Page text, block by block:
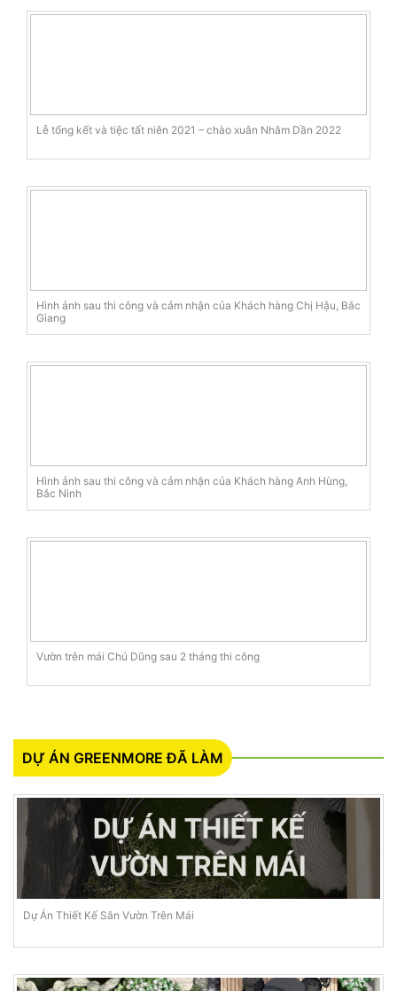
Lễ tổng kết và tiệc tất niên 2021 – chào xuân Nhâm Dần 2022
Hình ảnh sau thi công và cảm nhận của Khách hàng Chị Hậu, Bắc
Giang
Hình ảnh sau thi công và cảm nhận của Khách hàng Anh Hùng,
Bắc Ninh
Vườn trên mái Chú Dũng sau 2 tháng thi công
DỰ ÁN GREENMORE ĐÃ LÀM
Dự Án Thiết Kế Sân Vườn Trên Mái